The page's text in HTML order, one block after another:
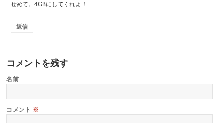
せめて。4GBにしてくれよ！
返信
コメントを残す
名前
コメント ※